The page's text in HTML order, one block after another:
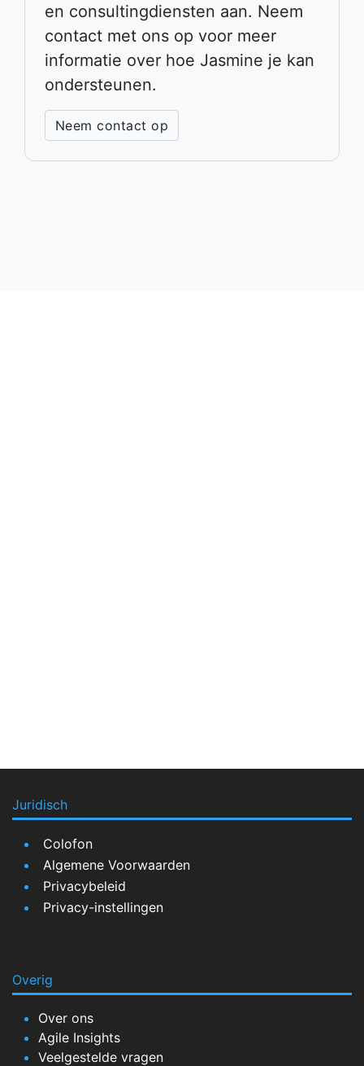
en consultingdiensten aan. Neem
contact met ons op voor meer
informatie over hoe Jasmine je kan
ondersteunen.
Neem contact op
Juridisch
Colofon
Algemene Voorwaarden
Privacybeleid
Privacy-instellingen
Overig
Over ons
Agile Insights
Veelgestelde vragen